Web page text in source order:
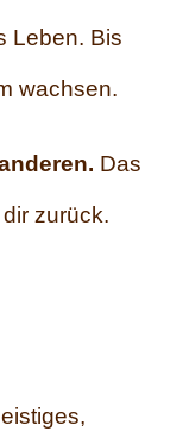
Leben. Bis
wachsen.
Das
zurück.